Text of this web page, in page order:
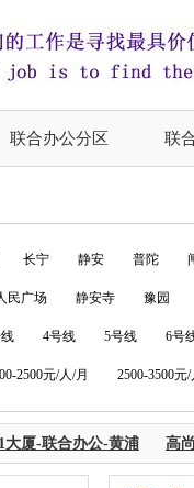
联合办公分区 联
长宁 静安 普陀
民广场 静安寺 豫园
4号线 5号线 6号
2500元/人/月 2500-3500元/
厦-联合办公-黄浦 高尚